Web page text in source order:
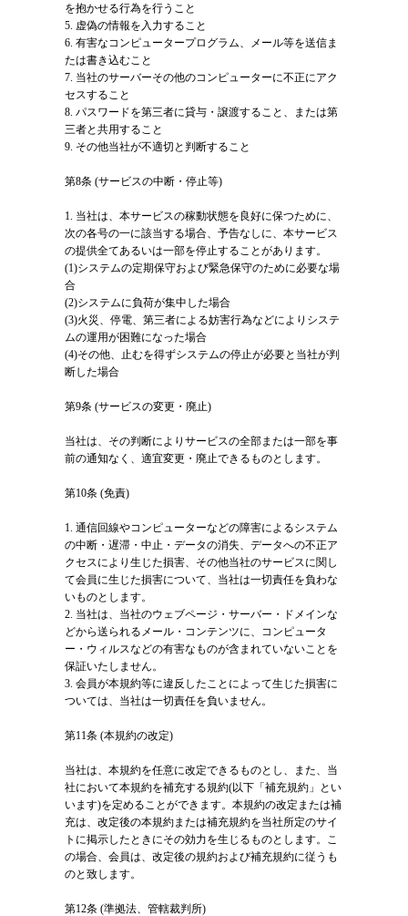
を抱かせる行為を行うこと
5. 虚偽の情報を入力すること
6. 有害なコンピュータープログラム、メール等を送信ま
たは書き込むこと
7. 当社のサーバーその他のコンピューターに不正にアク
セスすること
8. パスワードを第三者に貸与・譲渡すること、または第
三者と共用すること
9. その他当社が不適切と判断すること
第8条 (サービスの中断・停止等)
1. 当社は、本サービスの稼動状態を良好に保つために、
次の各号の一に該当する場合、予告なしに、本サービス
の提供全てあるいは一部を停止することがあります。
(1)システムの定期保守および緊急保守のために必要な場
合
(2)システムに負荷が集中した場合
(3)火災、停電、第三者による妨害行為などによりシステ
ムの運用が困難になった場合
(4)その他、止むを得ずシステムの停止が必要と当社が判
断した場合
第9条 (サービスの変更・廃止)
当社は、その判断によりサービスの全部または一部を事
前の通知なく、適宜変更・廃止できるものとします。
第10条 (免責)
1. 通信回線やコンピューターなどの障害によるシステム
の中断・遅滞・中止・データの消失、データへの不正ア
クセスにより生じた損害、その他当社のサービスに関し
て会員に生じた損害について、当社は一切責任を負わな
いものとします。
2. 当社は、当社のウェブページ・サーバー・ドメインな
どから送られるメール・コンテンツに、コンピュータ
ー・ウィルスなどの有害なものが含まれていないことを
保証いたしません。
3. 会員が本規約等に違反したことによって生じた損害に
ついては、当社は一切責任を負いません。
第11条 (本規約の改定)
当社は、本規約を任意に改定できるものとし、また、当
社において本規約を補充する規約(以下「補充規約」とい
います)を定めることができます。本規約の改定または補
充は、改定後の本規約または補充規約を当社所定のサイ
トに掲示したときにその効力を生じるものとします。こ
の場合、会員は、改定後の規約および補充規約に従うも
のと致します。
第12条 (準拠法、管轄裁判所)